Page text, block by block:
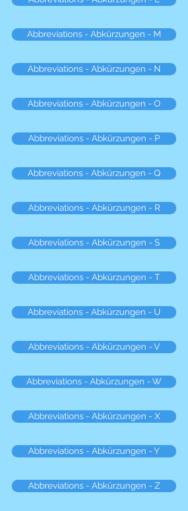
Abbreviations - Abkürzungen - M
Abbreviations - Abkürzungen - N
Abbreviations - Abkürzungen - O
Abbreviations - Abkürzungen - P
Abbreviations - Abkürzungen - Q
Abbreviations - Abkürzungen - R
Abbreviations - Abkürzungen - S
Abbreviations - Abkürzungen - T
Abbreviations - Abkürzungen - U
Abbreviations - Abkürzungen - V
Abbreviations - Abkürzungen - W
Abbreviations - Abkürzungen - X
Abbreviations - Abkürzungen - Y
Abbreviations - Abkürzungen - Z